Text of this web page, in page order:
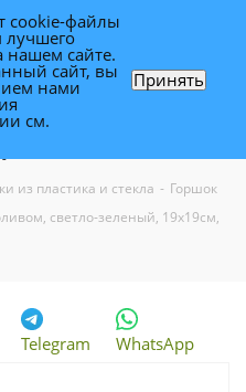
Лея двойной с
зеленый,
из пластика и стекла - Горшок
светло-зеленый, 19х19см,
Telegram WhatsApp
cookie-файлы
лучшего
нашем сайте.
сайт, вы
нами
см.
Принять